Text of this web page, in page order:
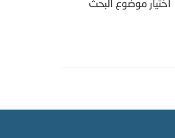
اختيار موضوع البحث